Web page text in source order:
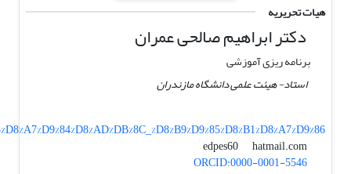
هیات تحریریه
دکتر ابراهیم صالحی عمران
برنامه ریزی آموزشی
استاد- هیئت علمی دانشگاه مازندران
edpes60
hatmail.com
ORCID:0000-0001-5546